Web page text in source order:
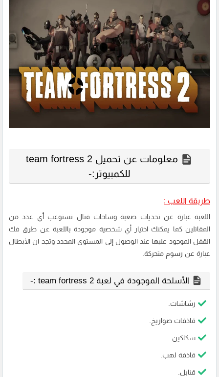
معلومات عن تحميل team fortress 2
للكمبيوتر:-
طريقة اللعب :
اللعبة عبارة عن تحديات صعبة وساحات قتال تستوعب أي عدد من
المقاتلين كما يمكنك اختيار أي شخصية موجودة باللعبة عن طرق فك
القفل الموجود عليها عند الوصول إلى المستوى المحدد وتجد ان الأبطال
عبارة عن رسوم متحركة.
الأسلحة الموجودة في لعبة team fortress 2 :-
رشاشات.
قاذفات صواريخ.
سكاكين.
قاذفة لهب.
قنابل.